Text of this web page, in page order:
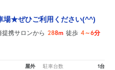
場★ぜひご利用ください(^^)
携サロンから 288m 徒歩 4～6分
屋外 駐車台数 1台